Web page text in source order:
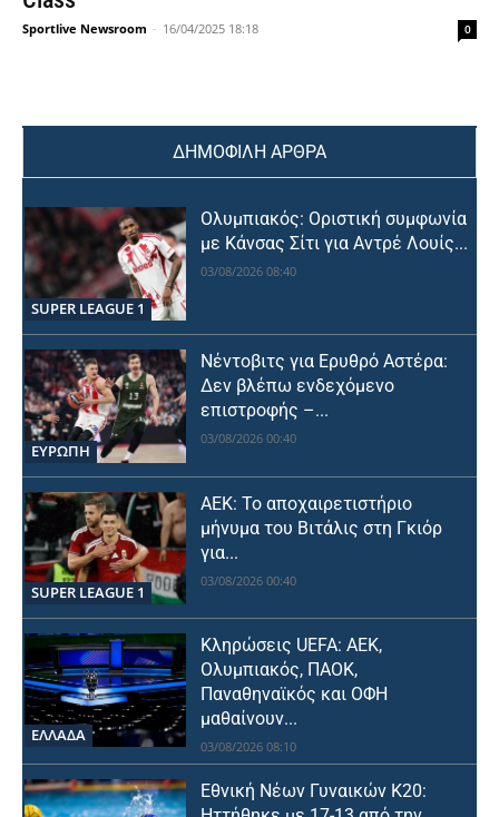
Sportlive Newsroom - 16/04/2025 18:18 0
ΔΗΜΟΦΙΛΗ ΑΡΘΡΑ
SUPER LEAGUE 1
Ολυμπιακός: Οριστική συμφωνία
με Κάνσας Σίτι για Αντρέ Λουίς...
03/08/2026 08:40
ΕΥΡΩΠΗ
Νέντοβιτς για Ερυθρό Αστέρα:
Δεν βλέπω ενδεχόμενο
επιστροφής –...
03/08/2026 00:40
SUPER LEAGUE 1
ΑΕΚ: Το αποχαιρετιστήριο
μήνυμα του Βιτάλις στη Γκιόρ
για...
03/08/2026 00:40
ΕΛΛΑΔΑ
Κληρώσεις UEFA: ΑΕΚ,
Ολυμπιακός, ΠΑΟΚ,
Παναθηναϊκός και ΟΦΗ
μαθαίνουν...
03/08/2026 08:10
Εθνική Νέων Γυναικών Κ20: